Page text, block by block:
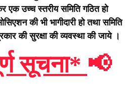
एक उच्च स्तरीय समिति गठित हो
की भी भागीदारी हो तथा समिति
की सुरक्षा की व्यवस्था की जाये ।
सूचना* 📢